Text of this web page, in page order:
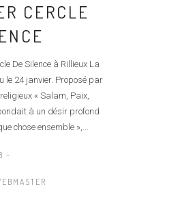
CERCLE
De Silence à Rillieux La
le 24 janvier. Proposé par
« Salam, Paix,
à un désir profond
chose ensemble »,...
-